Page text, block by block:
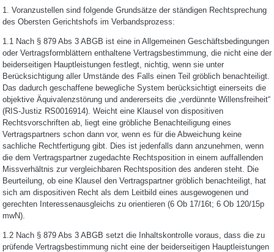
1. Voranzustellen sind folgende Grundsätze der ständigen Rechtsprechung
des Obersten Gerichtshofs im Verbandsprozess:
1.1 Nach § 879 Abs 3 ABGB ist eine in Allgemeinen Geschäftsbedingungen
oder Vertragsformblättern enthaltene Vertragsbestimmung, die nicht eine der
beiderseitigen Hauptleistungen festlegt, nichtig, wenn sie unter
Berücksichtigung aller Umstände des Falls einen Teil gröblich benachteiligt.
Das dadurch geschaffene bewegliche System berücksichtigt einerseits die
objektive Äquivalenzstörung und andererseits die „verdünnte Willensfreiheit“
(RIS-Justiz RS0016914). Weicht eine Klausel von dispositiven
Rechtsvorschriften ab, liegt eine gröbliche Benachteiligung eines
Vertragspartners schon dann vor, wenn es für die Abweichung keine
sachliche Rechtfertigung gibt. Dies ist jedenfalls dann anzunehmen, wenn
die dem Vertragspartner zugedachte Rechtsposition in einem auffallenden
Missverhältnis zur vergleichbaren Rechtsposition des anderen steht. Die
Beurteilung, ob eine Klausel den Vertragspartner gröblich benachteiligt, hat
sich am dispositiven Recht als dem Leitbild eines ausgewogenen und
gerechten Interessenausgleichs zu orientieren (6 Ob 17/16t; 6 Ob 120/15p
mwN).
1.2 Nach § 879 Abs 3 ABGB setzt die Inhaltskontrolle voraus, dass die zu
prüfende Vertragsbestimmung nicht eine der beiderseitigen Hauptleistungen